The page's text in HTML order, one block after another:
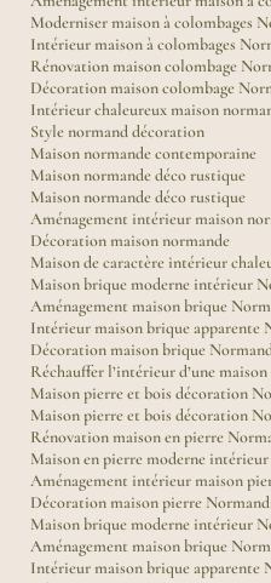
Moderniser maison à colombages
Intérieur maison à colombages
Rénovation maison colombage
Décoration maison colombage
Intérieur chaleureux maison
Style normand décoration
Maison normande contemporaine
Maison normande déco rustique
Maison normande déco rustique
Aménagement intérieur maison
Décoration maison normande
Maison de caractère intérieur
Maison brique moderne intérieur
Aménagement maison brique
Intérieur maison brique apparente
Décoration maison brique
Réchauffer l’intérieur d’une
Maison pierre et bois décoration
Maison pierre et bois décoration
Rénovation maison en pierre
Maison en pierre moderne
Aménagement intérieur maison
Décoration maison pierre
Maison brique moderne intérieur
Aménagement maison brique
Intérieur maison brique apparente